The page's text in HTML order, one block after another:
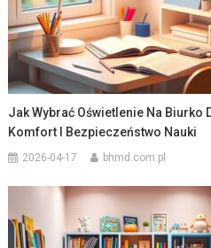
Jak Wybrać Oświetlenie Na Biurko
Komfort I Bezpieczeństwo Nauki
2026-04-17 bhmd.com.pl